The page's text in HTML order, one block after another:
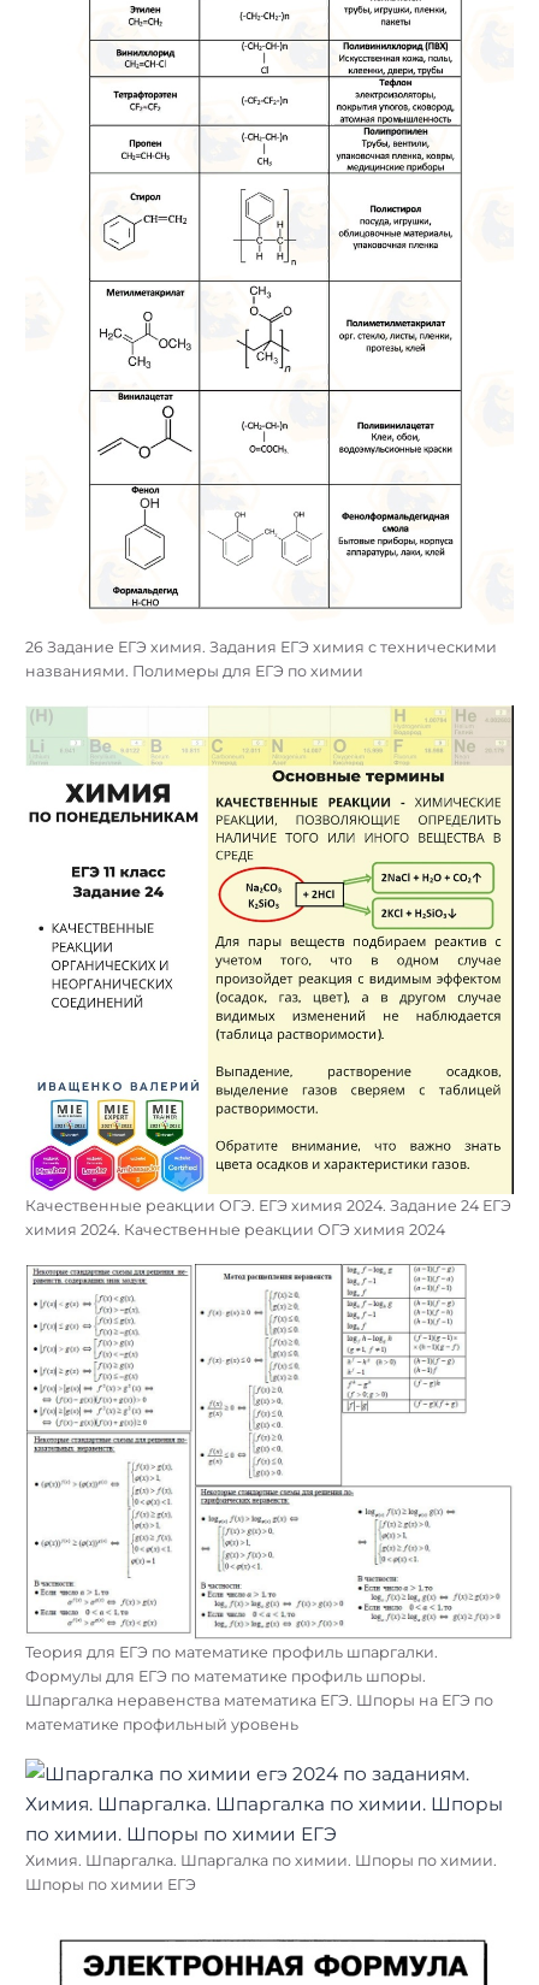
26 Задание ЕГЭ химия. Задания ЕГЭ химия с техническими
названиями. Полимеры для ЕГЭ по химии
Качественные реакции ОГЭ. ЕГЭ химия 2024. Задание 24 ЕГЭ
химия 2024. Качественные реакции ОГЭ химия 2024
Теория для ЕГЭ по математике профиль шпаргалки.
Формулы для ЕГЭ по математике профиль шпоры.
Шпаргалка неравенства математика ЕГЭ. Шпоры на ЕГЭ по
математике профильный уровень
Химия. Шпаргалка. Шпаргалка по химии. Шпоры по химии.
Шпоры по химии ЕГЭ